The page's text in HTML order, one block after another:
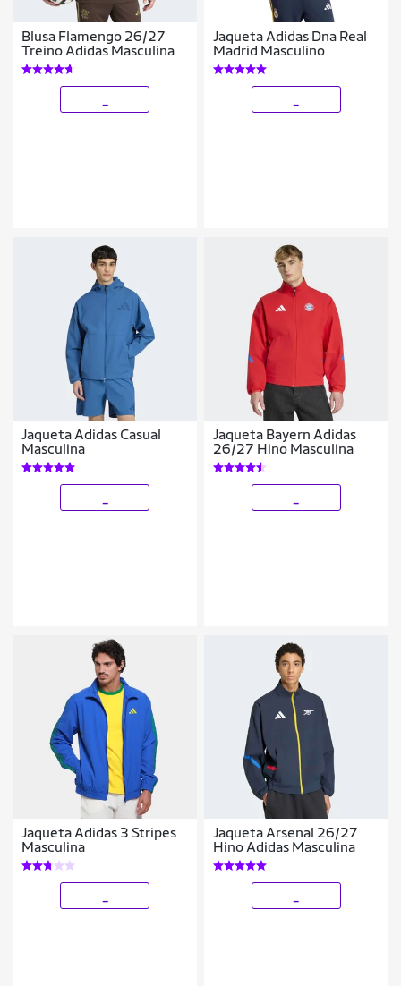
Blusa Flamengo 26/27
Treino Adidas Masculina
Jaqueta Adidas Dna Real
Madrid Masculino
Jaqueta Adidas Casual
Masculina
Jaqueta Bayern Adidas
26/27 Hino Masculina
Jaqueta Adidas 3 Stripes
Masculina
Jaqueta Arsenal 26/27
Hino Adidas Masculina